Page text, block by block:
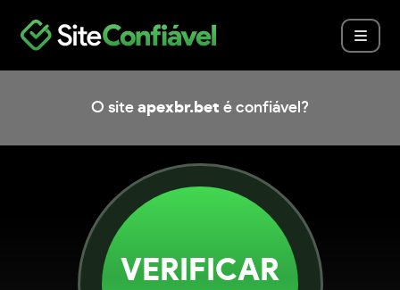
O site apexbr.bet é confiável?
VERIFICAR